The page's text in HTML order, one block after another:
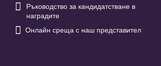

Ръководство за кандидатстване в
наградите
 Онлайн среща с наш представител